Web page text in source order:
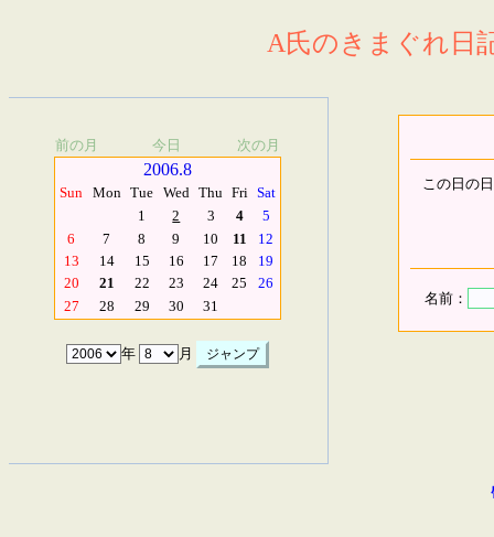
A氏のきまぐれ日
前の月 今日 次の月
2006.8
Sun Mon Tue Wed Thu Fri Sat
1
2 3 4
5
6
7 8 9 10 11
12
13
14 15 16 17 18
19
20
21 22 23 24 25
26
27
28 29 30 31
年 月
この日の
名前：